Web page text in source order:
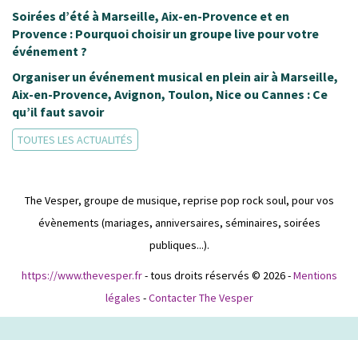
Soirées d’été à Marseille, Aix-en-Provence et en
Provence : Pourquoi choisir un groupe live pour votre
événement ?
Organiser un événement musical en plein air à Marseille,
Aix-en-Provence, Avignon, Toulon, Nice ou Cannes : Ce
qu’il faut savoir
TOUTES LES ACTUALITÉS
The Vesper, groupe de musique, reprise pop rock soul, pour vos
évènements (mariages, anniversaires, séminaires, soirées
publiques...).
https://www.thevesper.fr- tous droits réservés © 2026 -Mentions
légales -Contacter The Vesper